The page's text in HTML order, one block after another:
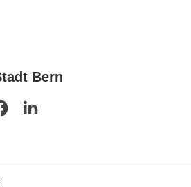
Bern